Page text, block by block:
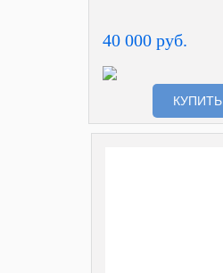
40 000 руб.
КУПИТЬ